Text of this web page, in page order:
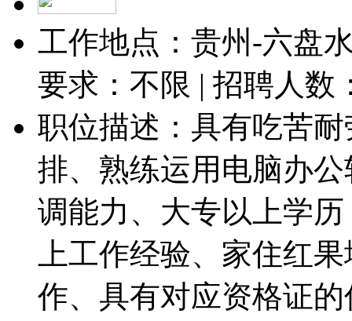
工作地点：贵州-六盘
要求：不限 | 招聘人数
职位描述：具有吃苦
排、熟练运用电脑办
调能力、大专以上学
上工作经验、家住红
作、具有对应资格证